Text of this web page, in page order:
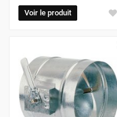
Voir le produit